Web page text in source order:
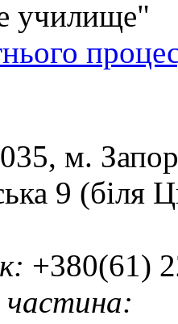
училище"
м.
9 (біля
+380(61)
частина: